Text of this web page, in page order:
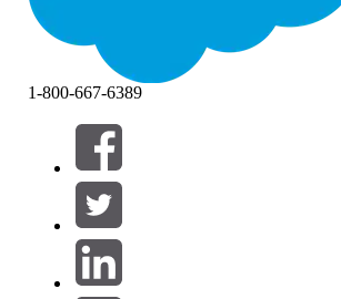
Фильтры (0)
ВЫБРАТЬ ФИЛЬТРЫ
Область продуктов
1-800-667-6389